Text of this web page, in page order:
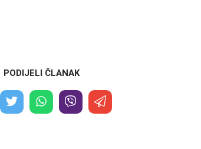
PODIJELI ČLANAK